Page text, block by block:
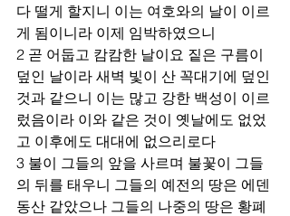
다 떨게 할지니 이는 여호와의 날이 이르
게 됨이니라 이제 임박하였으니
2 곧 어둡고 캄캄한 날이요 짙은 구름이
덮인 날이라 새벽 빛이 산 꼭대기에 덮인
것과 같으니 이는 많고 강한 백성이 이르
렀음이라 이와 같은 것이 옛날에도 없었
고 이후에도 대대에 없으리로다
3 불이 그들의 앞을 사르며 불꽃이 그들
의 뒤를 태우니 그들의 예전의 땅은 에덴
동산 같았으나 그들의 나중의 땅은 황폐